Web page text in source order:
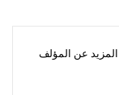
المزيد عن المؤلف